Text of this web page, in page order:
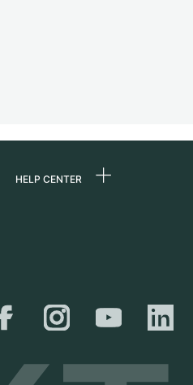
HELP CENTER
Versand &
Rückgaberecht